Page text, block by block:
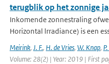
terugblik op het zonnige
Inkomende zonnestraling
Horizontal lrradiance) is een
Meirink, J. F., H. de Vries, W. Knap,
Volume: 28(2) | Year: 2019 | First